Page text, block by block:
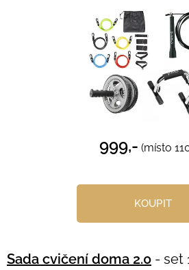
999,- (místo
KOUPIT
Sada cvičení doma 2.0 - set